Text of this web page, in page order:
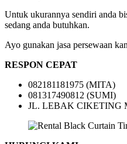
Untuk ukurannya sendiri anda
sedang anda butuhkan.
Ayo gunakan jasa persewaan
RESPON CEPAT
082181181975 (MITA)
081317490812 (SUMI)
JL. LEBAK CIKETING